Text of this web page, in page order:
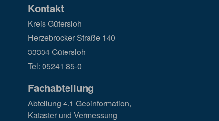
Kontakt
Kreis Gütersloh
Herzebrocker Straße 140
33334 Gütersloh
Tel: 05241 85-0
Fachabteilung
Abteilung 4.1 Geoinformation,
Kataster und Vermessung